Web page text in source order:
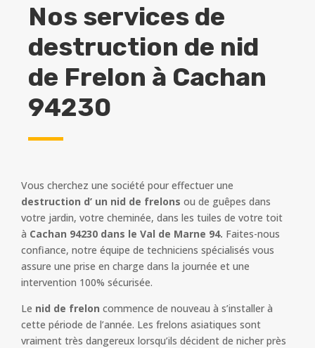
Nos services de
destruction de nid
de Frelon à Cachan
94230
Vous cherchez une société pour effectuer une
destruction d’ un nid de frelons ou de guêpes dans
votre jardin, votre cheminée, dans les tuiles de votre toit
à Cachan 94230 dans le Val de Marne 94. Faites-nous
confiance, notre équipe de techniciens spécialisés vous
assure une prise en charge dans la journée et une
intervention 100% sécurisée.
Le nid de frelon commence de nouveau à s’installer à
cette période de l’année. Les frelons asiatiques sont
vraiment très dangereux lorsqu’ils décident de nicher près